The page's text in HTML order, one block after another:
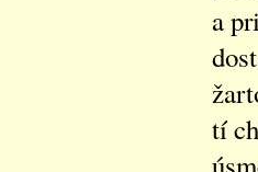
a
tí